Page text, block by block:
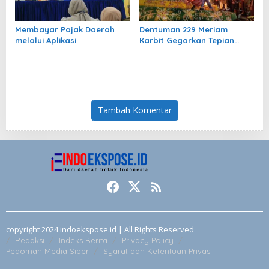
Membayar Pajak Daerah
melalui Aplikasi
Dentuman 229 Meriam
Karbit Gegarkan Tepian
Tambah Komentar
copyright 2024 indoekspose.id | All Rights Reserved
Redaksi Indeks Berita
Privacy Policy
Pedoman Media Siber
Syarat dan Ketentuan Privasi